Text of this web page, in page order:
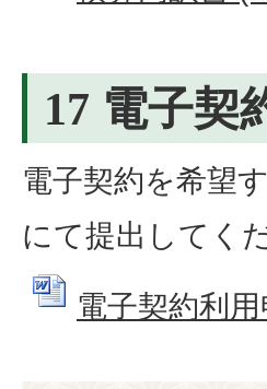
17 電子契
電子契約を希望
にて提出してく
電子契約利